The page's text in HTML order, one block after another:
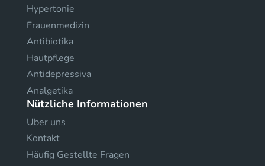
Hypertonie
Frauenmedizin
Antibiotika
Hautpflege
Antidepressiva
Analgetika
Nützliche Informationen
Uber uns
Kontakt
Häufig Gestellte Fragen